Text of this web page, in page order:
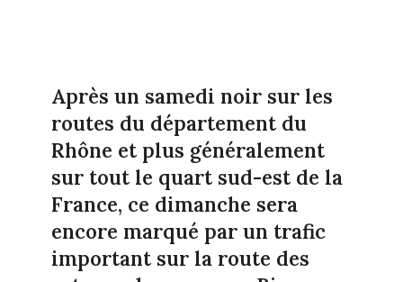
Après un samedi noir sur les
routes du département du
Rhône et plus généralement
sur tout le quart sud-est de la
France, ce dimanche sera
encore marqué par un trafic
important sur la route des